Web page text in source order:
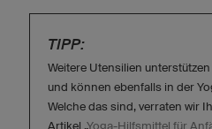
TIPP:
Weitere Utensilien
und können ebenfalls in der
Welche das sind, verraten wir
Artikel „Yoga-Hilfsmittel für